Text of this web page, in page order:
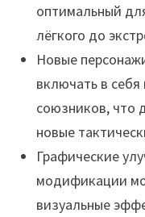
оптимальный
лёгкого до
Новые
включать в
союзников, что
новые
Графические
модификации
визуальные